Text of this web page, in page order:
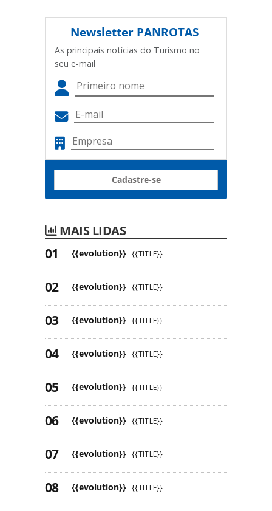
Newsletter PANROTAS
As principais notícias do Turismo no
seu e-mail
Cadastre-se
MAIS LIDAS
{{evolution}} {{TITLE}}
{{evolution}} {{TITLE}}
{{evolution}} {{TITLE}}
{{evolution}} {{TITLE}}
{{evolution}} {{TITLE}}
{{evolution}} {{TITLE}}
{{evolution}} {{TITLE}}
{{evolution}} {{TITLE}}